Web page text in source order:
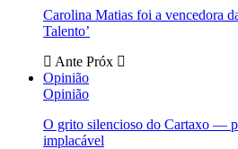
Carolina Matias foi a vencedora
Talento’
Ante Próx
Opinião
Opinião
O grito silencioso do Cartaxo —
implacável